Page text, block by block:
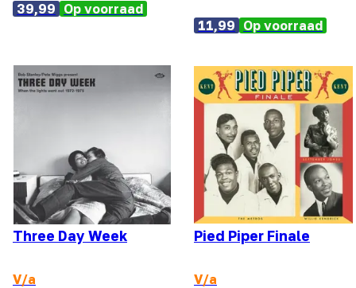
39,99 Op voorraad
11,99 Op voorraad
Three Day Week
V/a
Pied Piper Finale
V/a